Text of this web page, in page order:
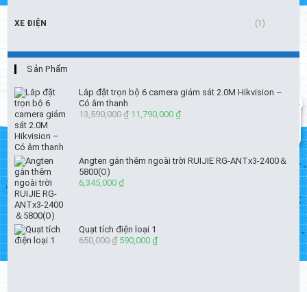
XE ĐIỆN (1)
Sản Phẩm
Lắp đặt trọn bộ 6 camera giám sát 2.0M Hikvision –
Có âm thanh
13,590,000₫ Giá
11,790,000 ₫Giá
11,790,000 ₫.
Angten gắn thêm ngoài trời RUIJIE RG-ANTx3-2400＆
5800(O)
6,345,000 ₫
Quạt tích điện loại 1
650,000₫ Giá
590,000 ₫Giá